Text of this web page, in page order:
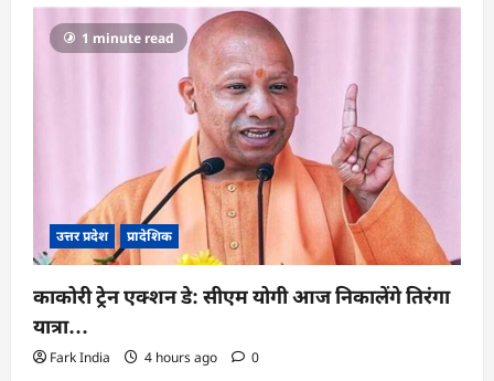
1 minute read
उत्तर प्रदेश प्रादेशिक
काकोरी ट्रेन एक्शन डे: सीएम योगी आज निकालेंगे तिरंगा
यात्रा…
Fark India 4 hours ago 0